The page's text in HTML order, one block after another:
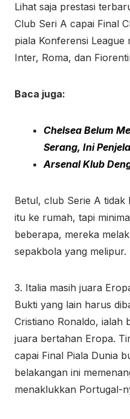
Lihat saja prestasi
Club Seri A capai Final
piala Konferensi League
Inter, Roma, dan
Baca juga:
Chelsea Belum
Serang, Ini
Arsenal Klub
Betul, club Serie A tidak
itu ke rumah, tapi
beberapa, mereka
sepakbola yang melipur.
3. Italia masih juara
Bukti yang lain harus
Cristiano Ronaldo, ialah
juara bertahan Eropa.
capai Final Piala Dunia
belakangan ini
menaklukkan Portugal-